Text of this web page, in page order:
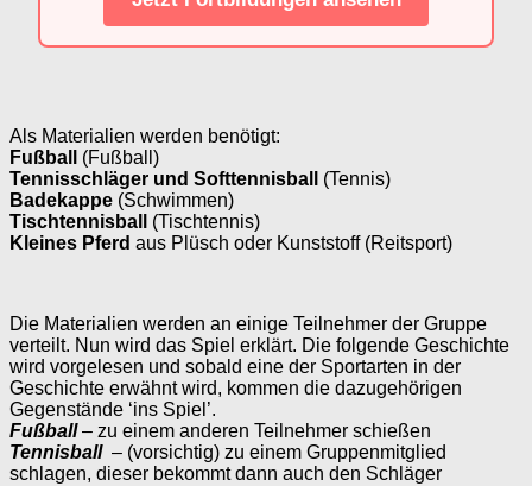
Als Materialien werden benötigt:
Fußball
(Fußball)
Tennisschläger und Softtennisball
(Tennis)
Badekappe (Schwimmen)
Tischtennisball
(Tischtennis)
Kleines Pferd aus Plüsch oder Kunststoff (Reitsport)
Die Materialien werden an einige Teilnehmer der Gruppe
verteilt. Nun wird das Spiel erklärt. Die folgende Geschichte
wird vorgelesen und sobald eine der Sportarten in der
Geschichte erwähnt wird, kommen die dazugehörigen
Gegenstände ‘ins Spiel’.
Fußball– zu einem anderen Teilnehmer schießen
Tennisball– (vorsichtig) zu einem Gruppenmitglied
schlagen, dieser bekommt dann auch den Schläger